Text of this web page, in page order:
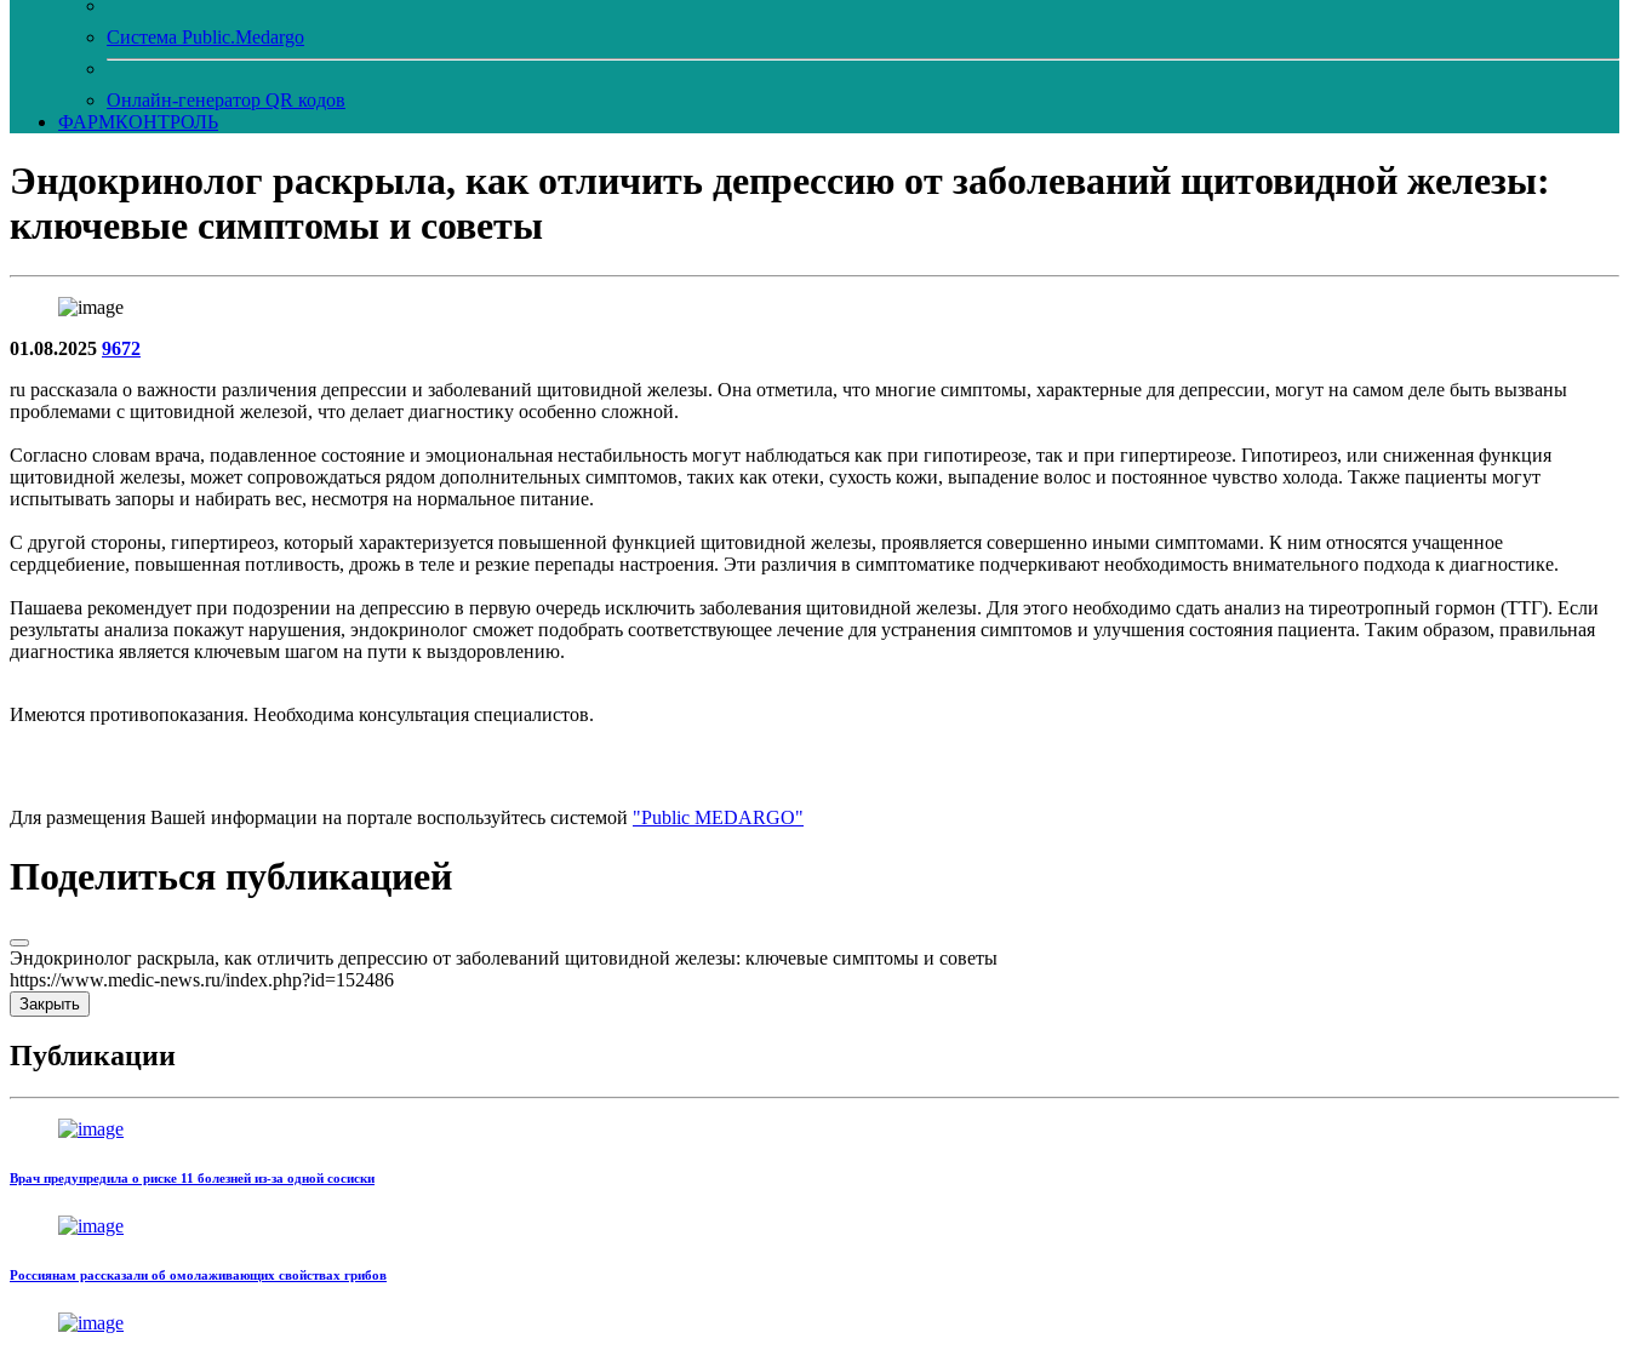
Система Public.Medargo
Онлайн-генератор QR кодов
ФАРМКОНТРОЛЬ
Эндокринолог раскрыла, как отличить депрессию от заболеваний щитовидной железы:
ключевые симптомы и советы
01.08.2025 9672
ru рассказала о важности различения депрессии и заболеваний щитовидной железы. Она отметила, что многие симптомы, характерные для депрессии, могут на самом деле быть вызваны
проблемами с щитовидной железой, что делает диагностику особенно сложной.
Согласно словам врача, подавленное состояние и эмоциональная нестабильность могут наблюдаться как при гипотиреозе, так и при гипертиреозе. Гипотиреоз, или сниженная функция
щитовидной железы, может сопровождаться рядом дополнительных симптомов, таких как отеки, сухость кожи, выпадение волос и постоянное чувство холода. Также пациенты могут
испытывать запоры и набирать вес, несмотря на нормальное питание.
С другой стороны, гипертиреоз, который характеризуется повышенной функцией щитовидной железы, проявляется совершенно иными симптомами. К ним относятся учащенное
сердцебиение, повышенная потливость, дрожь в теле и резкие перепады настроения. Эти различия в симптоматике подчеркивают необходимость внимательного подхода к диагностике.
Пашаева рекомендует при подозрении на депрессию в первую очередь исключить заболевания щитовидной железы. Для этого необходимо сдать анализ на тиреотропный гормон (ТТГ). Если
результаты анализа покажут нарушения, эндокринолог сможет подобрать соответствующее лечение для устранения симптомов и улучшения состояния пациента. Таким образом, правильная
диагностика является ключевым шагом на пути к выздоровлению.
Имеются противопоказания. Необходима консультация специалистов.
Для размещения Вашей информации на портале воспользуйтесь системой "Public MEDARGO"
Поделиться публикацией
Эндокринолог раскрыла, как отличить депрессию от заболеваний щитовидной железы: ключевые симптомы и советы
https://www.medic-news.ru/index.php?id=152486
Закрыть
Публикации
Врач предупредила о риске 11 болезней из-за одной сосиски
Россиянам рассказали об омолаживающих свойствах грибов